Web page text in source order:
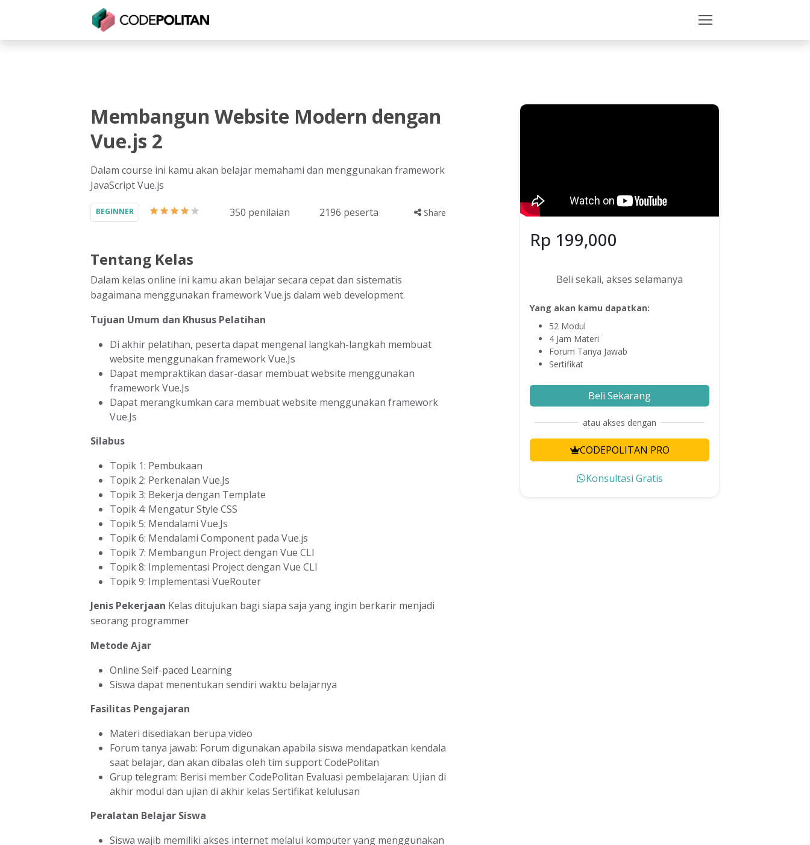
Untuk IndividuUntuk Bisnis
Membangun Website Modern dengan
Vue.js 2
Dalam course ini kamu akan belajar memahami dan menggunakan framework
JavaScript Vue.js
BEGINNER 350 penilaian 2196 peserta Share
Tentang Kelas
Dalam kelas online ini kamu akan belajar secara cepat dan sistematis
bagaimana menggunakan framework Vue.js dalam web development.
Tujuan Umum dan Khusus Pelatihan
Di akhir pelatihan, peserta dapat mengenal langkah-langkah membuat
website menggunakan framework Vue.Js
Dapat mempraktikan dasar-dasar membuat website menggunakan
framework Vue.Js
Dapat merangkumkan cara membuat website menggunakan framework
Vue.Js
Silabus
Topik 1: Pembukaan
Topik 2: Perkenalan Vue.Js
Topik 3: Bekerja dengan Template
Topik 4: Mengatur Style CSS
Topik 5: Mendalami Vue.Js
Topik 6: Mendalami Component pada Vue.js
Topik 7: Membangun Project dengan Vue CLI
Topik 8: Implementasi Project dengan Vue CLI
Topik 9: Implementasi VueRouter
Jenis Pekerjaan Kelas ditujukan bagi siapa saja yang ingin berkarir menjadi
seorang programmer
Metode Ajar
Online Self-paced Learning
Siswa dapat menentukan sendiri waktu belajarnya
Fasilitas Pengajaran
Materi disediakan berupa video
Forum tanya jawab: Forum digunakan apabila siswa mendapatkan kendala
saat belajar, dan akan dibalas oleh tim support CodePolitan
Grup telegram: Berisi member CodePolitan Evaluasi pembelajaran: Ujian di
akhir modul dan ujian di akhir kelas Sertifikat kelulusan
Peralatan Belajar Siswa
Siswa wajib memiliki akses internet melalui komputer yang menggunakan
Rp 199,000
Beli sekali, akses selamanya
Yang akan kamu dapatkan:
52 Modul
4 Jam Materi
Forum Tanya Jawab
Sertifikat
Beli Sekarang
atau akses dengan
CODEPOLITAN PRO
Konsultasi Gratis